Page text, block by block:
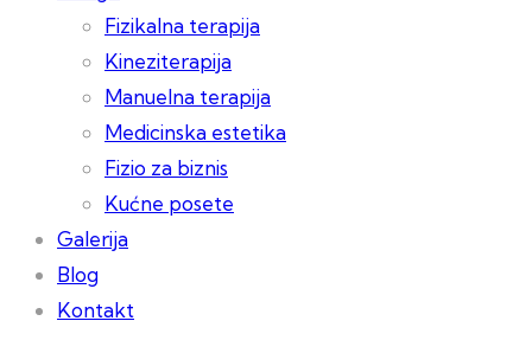
Fizikalna terapija
Kineziterapija
Manuelna terapija
Medicinska estetika
Fizio za biznis
Kućne posete
Galerija
Blog
Kontakt